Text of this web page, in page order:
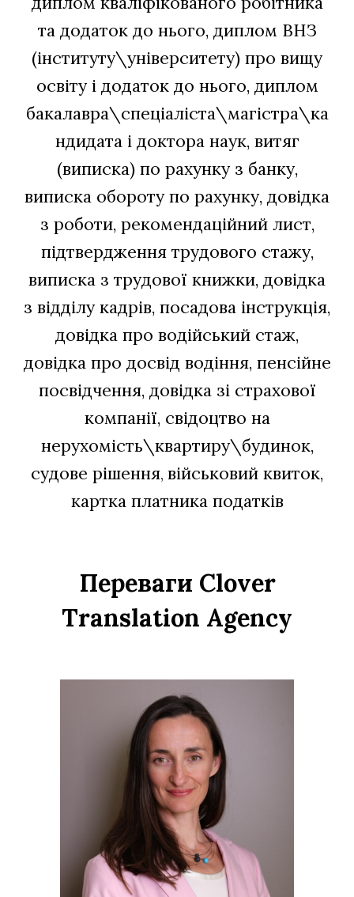
та додаток до нього, диплом ВНЗ
(інституту\університету) про вищу
освіту і додаток до нього, диплом
бакалавра\спеціаліста\магістра\ка
ндидата і доктора наук, витяг
(виписка) по рахунку з банку,
виписка обороту по рахунку, довідка
з роботи, рекомендаційний лист,
підтвердження трудового стажу,
виписка з трудової книжки, довідка
з відділу кадрів, посадова інструкція,
довідка про водійський стаж,
довідка про досвід водіння, пенсійне
посвідчення, довідка зі страхової
компанії, свідоцтво на
нерухомість\квартиру\будинок,
судове рішення, військовий квиток,
картка платника податків
Переваги Clover
Translation Agency